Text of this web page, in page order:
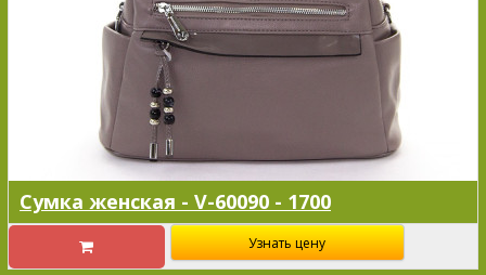
Сумка женская - V-60090 - 1700
Узнать цену